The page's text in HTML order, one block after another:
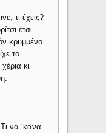
τι έχεις?
έτσι
κρυμμένο.
το
κι
να ‘κανα